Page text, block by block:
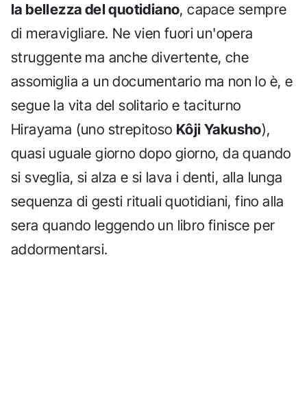
la bellezza del quotidiano, capace sempre
di meravigliare. Ne vien fuori un'opera
struggente ma anche divertente, che
assomiglia a un documentario ma non lo è, e
segue la vita del solitario e taciturno
Hirayama (uno strepitoso Kôji Yakusho),
quasi uguale giorno dopo giorno, da quando
si sveglia, si alza e si lava i denti, alla lunga
sequenza di gesti rituali quotidiani, fino alla
sera quando leggendo un libro finisce per
addormentarsi.